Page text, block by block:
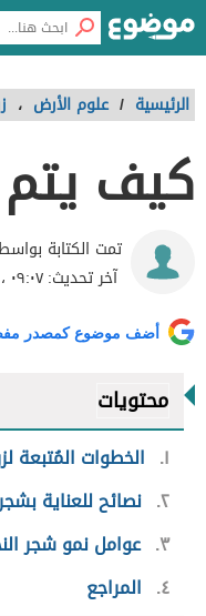
الرئيسية / علوم الأرض ،
كيف يتم
تمت الكتابة
آخر تحديث:٠٩:٠٧ ، ٢٤ سبتمبر ٢٠١٨
أضف موضوع كمصدر
محتويات
١
الخطوات المُتبعة
٢ نصائح للعناية
٣ عوامل نمو شجر
٤
المراجع